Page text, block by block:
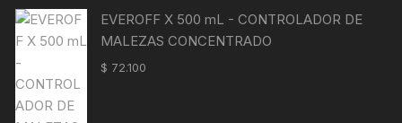
EVEROFF X 500 mL - CONTROLADOR DE
MALEZAS CONCENTRADO
$ 72.100